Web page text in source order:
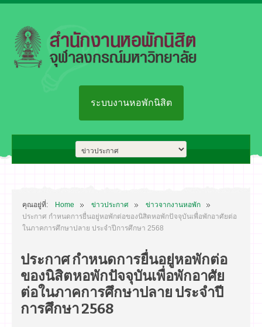
ระบบงานหอพักนิสิต
คุณอยู่ที่: Home ข่าวประกาศ
ข่าวจากงานหอพัก
ประกาศ กำหนดการยื่นอยู่หอพักต่อของนิสิตหอพักปัจจุบันเพื่อพักอาศัยต่อ
ในภาคการศึกษาปลาย ประจำปีการศึกษา 2568
ประกาศ กำหนดการยื่นอยู่หอพักต่อ
ของนิสิตหอพักปัจจุบันเพื่อพักอาศัย
ต่อในภาคการศึกษาปลาย ประจำปี
การศึกษา 2568